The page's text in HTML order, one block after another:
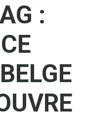
: